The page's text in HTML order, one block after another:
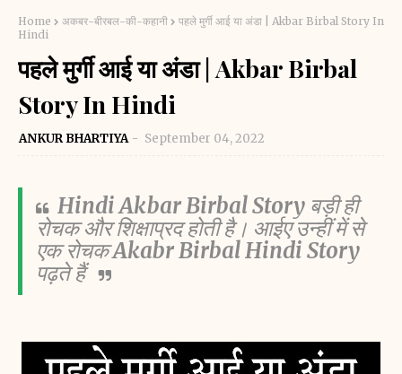
Home अकबर-बीरबल-की-कहानी
पहले मुर्गी आई या अंडा | Akbar Birbal Story In
Hindi
पहले मुर्गी आई या अंडा | Akbar Birbal
Story In Hindi
ANKUR BHARTIYA September 04, 2022
Hindi Akbar Birbal Story बड़ी ही
रोचक और शिक्षाप्रद होती है। आईए उन्हीं में से
एक रोचकAkabr Birbal Hindi Story
पढ़ते हैं